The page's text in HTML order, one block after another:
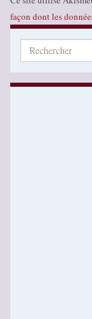
façon dont les
Search for: